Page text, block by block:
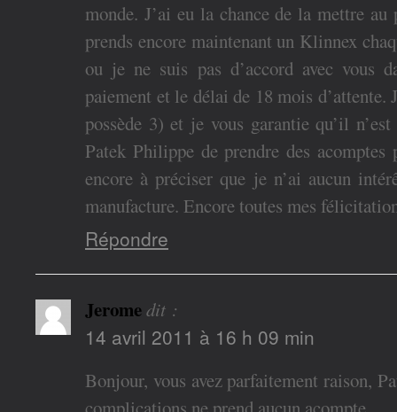
monde. J’ai eu la chance de la mettre
prends encore maintenant un Klinnex
ou je ne suis pas d’accord avec vous
paiement et le délai de 18 mois d’attente.
possède 3) et je vous garantie qu’il
Patek Philippe de prendre des acomptes
encore à préciser que je n’ai aucun
manufacture. Encore toutes mes
Répondre
Jeromedit :
14 avril 2011 à 16 h 09 min
Bonjour, vous avez parfaitement raison,